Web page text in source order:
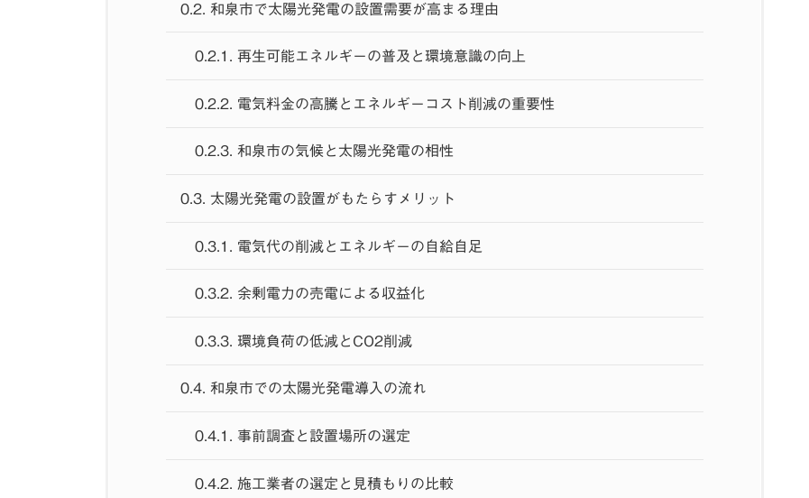
0.2. 和泉市で太陽光発電の設置需要が高まる理由
0.2.1. 再生可能エネルギーの普及と環境意識の向上
0.2.2. 電気料金の高騰とエネルギーコスト削減の重要性
0.2.3. 和泉市の気候と太陽光発電の相性
0.3. 太陽光発電の設置がもたらすメリット
0.3.1. 電気代の削減とエネルギーの自給自足
0.3.2. 余剰電力の売電による収益化
0.3.3. 環境負荷の低減とCO2削減
0.4. 和泉市での太陽光発電導入の流れ
0.4.1. 事前調査と設置場所の選定
0.4.2. 施工業者の選定と見積もりの比較